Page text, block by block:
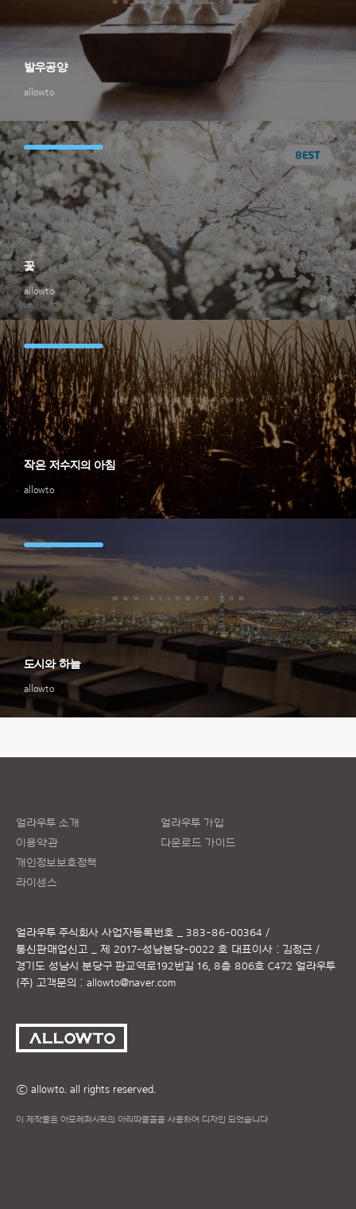
allowto
발우공양
allowto
꽃
allowto
작은 저수지의 아침
allowto
도시와 하늘
얼라우투 소개
이용약관
개인정보보호정책
라이센스
얼라우투 가입
다운로드 가이드
얼라우투 주식회사 사업자등록번호 _ 383-86-00364 /
통신판매업신고 _ 제 2017-성남분당-0022 호 대표이사 : 김정근 /
경기도 성남시 분당구 판교역로192번길 16, 8층 806호 C472 얼라우투
(주) 고객문의 : allowto@naver.com
ⓒ allowto. all rights reserved.
이 제작물은 아모레퍼시픽의 아리따글꼴을 사용하여 디자인 되었습니다